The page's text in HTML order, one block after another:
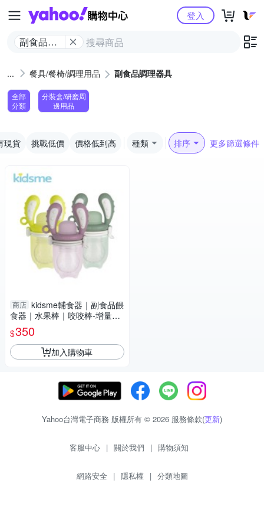
Yahoo購物中心
副食品調
登入
餐具/餐椅/調理用品 副食品調理器具
全部
分類
分裝盒/研磨周
邊用品
現貨 挑戰低價 價格低到高 種類 排序 更多篩選條件
商店 kidsme輔食器｜副食品餵
食器｜水果棒｜咬咬棒-增量版
L號【六甲媽咪】
$350
加入購物車
Yahoo台灣電子商務 版權所有 © 2026 服務條款(更新)
客服中心 | 關於我們 | 購物須知
網路安全 | 隱私權 | 分類地圖